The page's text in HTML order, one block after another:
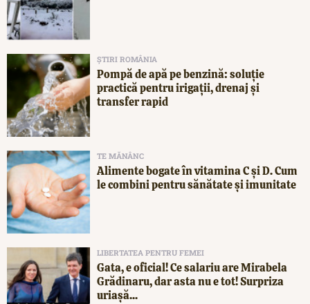
ȘTIRI ROMÂNIA
Pompă de apă pe benzină: soluție
practică pentru irigații, drenaj și
transfer rapid
TE MĂNÂNC
Alimente bogate în vitamina C și D. Cum
le combini pentru sănătate și imunitate
LIBERTATEA PENTRU FEMEI
Gata, e oficial! Ce salariu are Mirabela
Grădinaru, dar asta nu e tot! Surpriza
uriașă...